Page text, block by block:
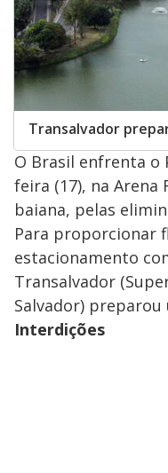
Transalvador
O Brasil enfrenta o
feira (17), na Arena
baiana, pelas
Para proporcionar
estacionamento
Transalvador
Salvador) preparou
Interdições